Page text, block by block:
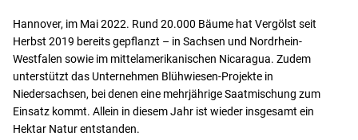
Hannover, im Mai 2022. Rund 20.000 Bäume hat Vergölst seit
Herbst 2019 bereits gepflanzt – in Sachsen und Nordrhein-
Westfalen sowie im mittelamerikanischen Nicaragua. Zudem
unterstützt das Unternehmen Blühwiesen-Projekte in
Niedersachsen, bei denen eine mehrjährige Saatmischung zum
Einsatz kommt. Allein in diesem Jahr ist wieder insgesamt ein
Hektar Natur entstanden.